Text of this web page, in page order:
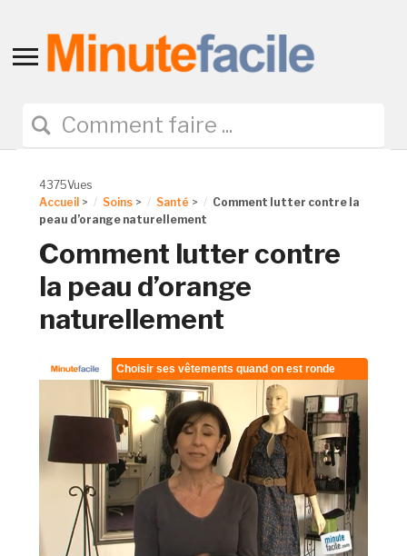
Toggle
navigation
4375Vues
Accueil > Soins > Santé >
Comment lutter contre la
peau d’orange naturellement
Comment lutter contre
la peau d’orange
naturellement